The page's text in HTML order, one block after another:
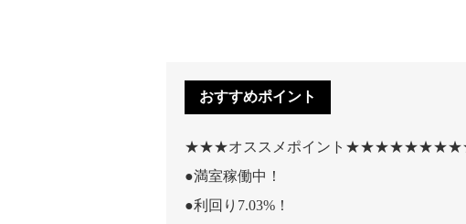
おすすめポイント
★★★オススメポイント
●満室稼働中！
●利回り7.03%！